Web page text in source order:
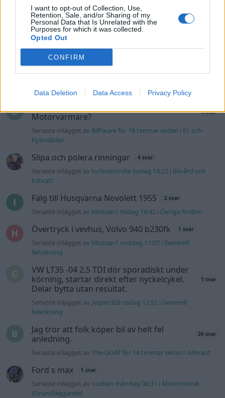
I want to opt-out of Collection, Use,
Retention, Sale, and/or Sharing of my
Personal Data that Is Unrelated with the
Purposes for which it was collected.
Opted Out
CONFIRM
Data Deletion Data Access Privacy Policy
Senaste inlägget av kaykay för 1 timme sedan
244 motorbyte till d5252t
Senaste inlägget av
Motorteknik (Avancerad)
Passat -13 2.0tdi DSG Växellåda bråkar
felsökning
Motorvärmare?
4 svar
Senaste inlägget av BilFixare för 18 timmar sedan i El- och
hybridbilar
Slipa och polera rinningar 4 svar
Senaste inlägget avturboblondie tisdag 14:22 i Bilvård och
biltvätt
Fälg till Husqvarna Novolett 1955 2 svar
Senaste inlägget av Mossan1 tisdag 19:42 i Övriga fordon
Övertryck i vevhus, Volvo 940 b230fk 1 svar
Senaste inlägget av Mossan1 onsdag 11:07 i Generell
felsökning
VW LT35 -04 2.5 TDI dör sporadiskt under
körning, startar direkt efter nyckelcykel.
Delar bytta utan resultat.
1 svar
Senaste inlägget av Jesper328 tisdag 12:52 i Generell
felsökning
Jag tror att folk köper bil av helt fel
anledning.
30 svar
Senaste inlägget avThe-GOAT för 14 timmar sedan i Allmänt
Ford s max 1 svar
Senaste inlägget av nucken måndag 06:31 i Motorteknik
(Grundläggande)